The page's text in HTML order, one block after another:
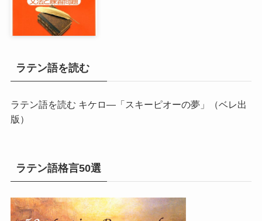
ラテン語を読む
ラテン語を読む キケロ―「スキーピオーの夢」
（ベレ出
版）
ラテン語格言50選